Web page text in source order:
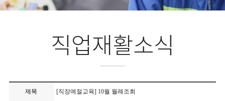
직업재활소식
제목 [직장예절교육] 10월 월례조회